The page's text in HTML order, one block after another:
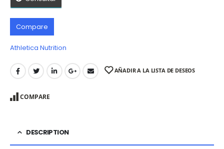
Compare
Athletica Nutrition
AÑADIR A LA LISTA DE DESEOS
COMPARE
DESCRIPTION